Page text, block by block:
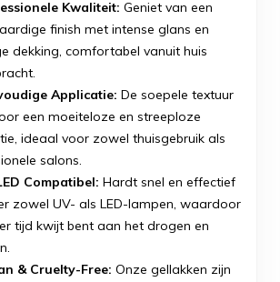
Kwaliteit: Geniet van een
finish met intense glans en
dekking, comfortabel vanuit huis
Applicatie: De soepele textuur
een moeiteloze en streeploze
ideaal voor zowel thuisgebruik als
salons.
Compatibel: Hardt snel en effectief
zowel UV- als LED-lampen, waardoor
tijd kwijt bent aan het drogen en
& Cruelty-Free: Onze gellakken zijn